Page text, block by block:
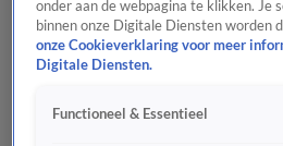
onder aan de webpagina te klikken. Je
binnen onze Digitale Diensten worden
onze Cookieverklaring voor meer
Digitale Diensten.
Functioneel & Essentieel